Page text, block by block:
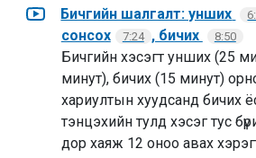
Бичгийн шалгалт: унших
сонсох
7:24 , бичих 8:50
Бичгийн хэсэгт унших (25
минут), бичих (15 минут)
хариултын хуудсанд бичих
тэнцэхийн тулд хэсэг тус
дор хаяж 12 оноо авах